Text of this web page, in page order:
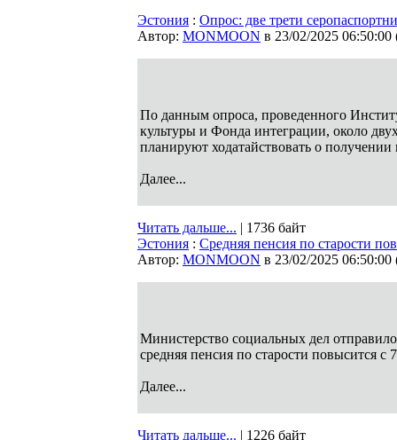
Эстония : Опрос: две трети
Автор: MONMOON в 23/02/2025 06:50:00
По данным опроса, проведенного
культуры и Фонда интеграции, около
планируют ходатайствовать о
Далее...
Читать дальше... | 1736 байт
Эстония : Средняя пенсия по старости
Автор: MONMOON в 23/02/2025 06:50:00
Министерство социальных дел отправило
средняя пенсия по старости повысится
Далее...
Читать дальше... | 1226 байт